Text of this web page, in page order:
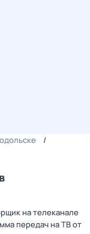
на телеканале
передач на ТВ от